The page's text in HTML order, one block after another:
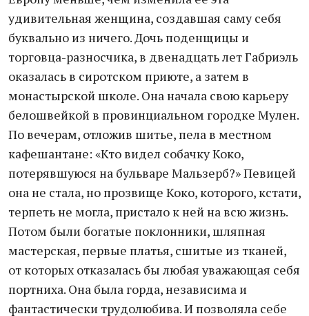
удивительная женщина, создавшая саму себя
буквально из ничего. Дочь поденщицы и
торговца-разносчика, в двенадцать лет Габриэль
оказалась в сиротском приюте, а затем в
монастырской школе. Она начала свою карьеру
белошвейкой в провинциальном городке Мулен.
По вечерам, отложив шитье, пела в местном
кафешантане: «Кто видел собачку Коко,
потерявшуюся на бульваре Мальзерб?» Певицей
она не стала, но прозвище Коко, которого, кстати,
терпеть не могла, пристало к ней на всю жизнь.
Потом были богатые поклонники, шляпная
мастерская, первые платья, сшитые из тканей,
от которых отказалась бы любая уважающая себя
портниха. Она была горда, независима и
фантастически трудолюбива. И позволяла себе